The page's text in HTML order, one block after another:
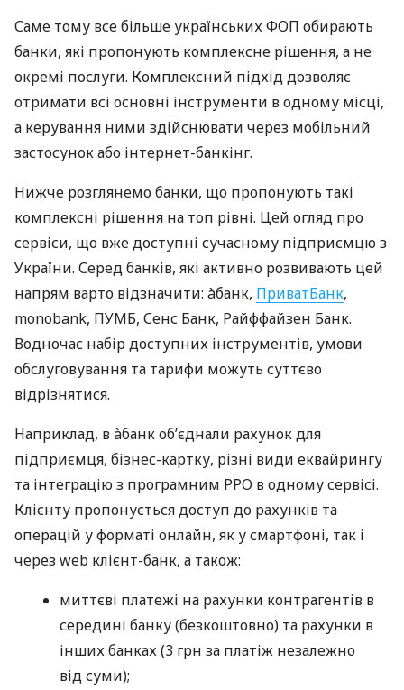
Саме тому все більше українських ФОП обирають
банки, які пропонують комплексне рішення, а не
окремі послуги. Комплексний підхід дозволяє
отримати всі основні інструменти в одному місці,
а керування ними здійснювати через мобільний
застосунок або інтернет-банкінг.
Нижче розглянемо банки, що пропонують такі
комплексні рішення на топ рівні. Цей огляд про
сервіси, що вже доступні сучасному підприємцю з
України. Серед банків, які активно розвивають цей
напрям варто відзначити: àбанк, ПриватБанк,
monobank, ПУМБ, Сенс Банк, Райффайзен Банк.
Водночас набір доступних інструментів, умови
обслуговування та тарифи можуть суттєво
відрізнятися.
Наприклад, в àбанк об’єднали рахунок для
підприємця, бізнес-картку, різні види еквайрингу
та інтеграцію з програмним РРО в одному сервісі.
Клієнту пропонується доступ до рахунків та
операцій у форматі онлайн, як у смартфоні, так і
через web клієнт-банк, а також:
миттєві платежі на рахунки контрагентів в
середині банку (безкоштовно) та рахунки в
інших банках (3 грн за платіж незалежно
від суми);